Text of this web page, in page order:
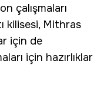
çalışmaları
kilisesi, Mithras
için de
için hazırlıklar